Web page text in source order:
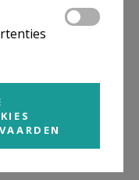
federatie-
federatie-
federatie-herselt-